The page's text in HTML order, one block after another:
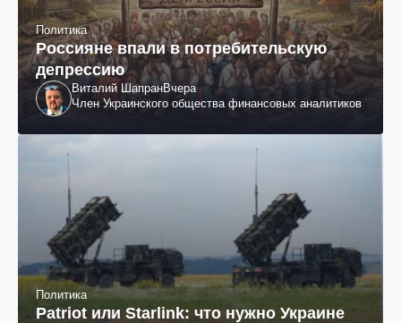
Политика
Россияне впали в потребительскую
депрессию
Виталий ШапранВчера
Член Украинского общества финансовых аналитиков
Политика
Patriot или Starlink: что нужно Украине